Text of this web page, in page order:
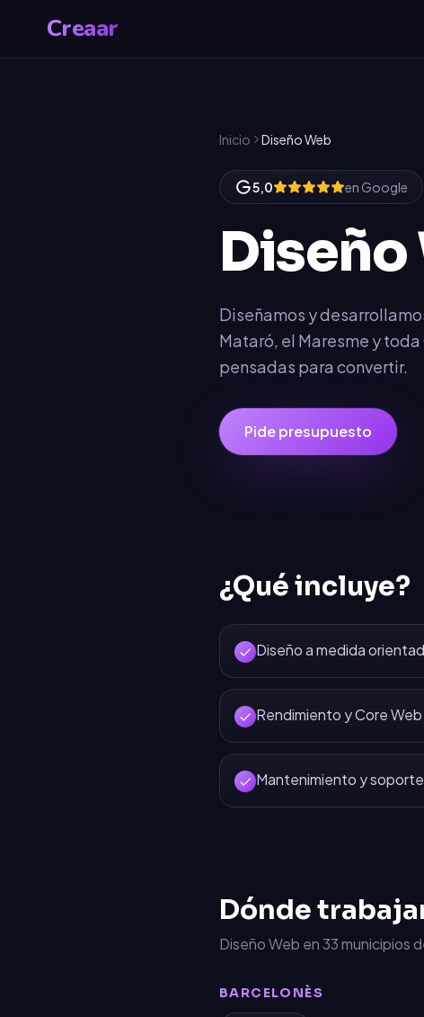
Creaar
Inicio Diseño Web
5,0 en Google
Diseño
Diseñamos y
Mataró, el Maresme y
pensadas para convertir.
Pide presupuesto
¿Qué incluye?
Diseño a medida
Rendimiento y Core
Mantenimiento y soporte
Dónde
Diseño Web en33municipios
BARCELONÈS